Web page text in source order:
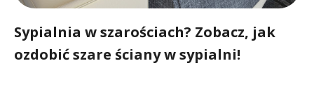
Sypialnia w szarościach? Zobacz, jak
ozdobić szare ściany w sypialni!